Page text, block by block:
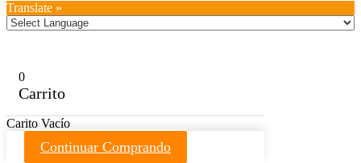
Translate »
0
Carrito
Carito Vacío
Continuar Comprando